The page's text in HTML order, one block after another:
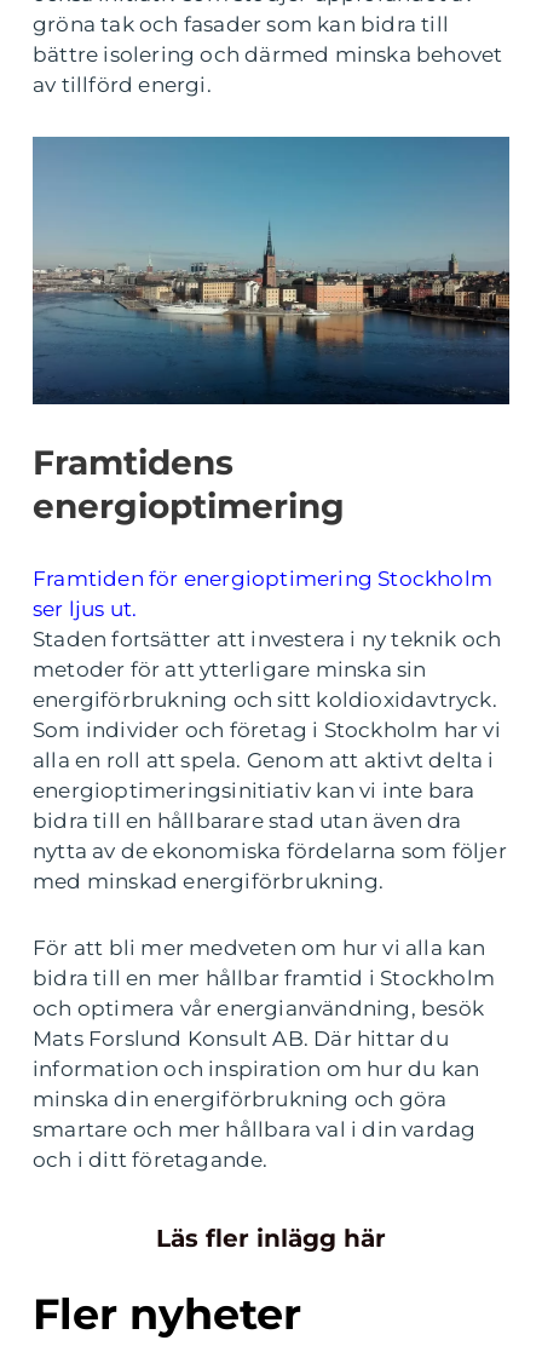
gröna tak och fasader som kan bidra till
bättre isolering och därmed minska behovet
av tillförd energi.
Framtidens
energioptimering
Framtiden för energioptimering Stockholm
ser ljus ut.
Staden fortsätter att investera i ny teknik och
metoder för att ytterligare minska sin
energiförbrukning och sitt koldioxidavtryck.
Som individer och företag i Stockholm har vi
alla en roll att spela. Genom att aktivt delta i
energioptimeringsinitiativ kan vi inte bara
bidra till en hållbarare stad utan även dra
nytta av de ekonomiska fördelarna som följer
med minskad energiförbrukning.
För att bli mer medveten om hur vi alla kan
bidra till en mer hållbar framtid i Stockholm
och optimera vår energianvändning, besök
Mats Forslund Konsult AB. Där hittar du
information och inspiration om hur du kan
minska din energiförbrukning och göra
smartare och mer hållbara val i din vardag
och i ditt företagande.
Läs fler inlägg här
Fler nyheter